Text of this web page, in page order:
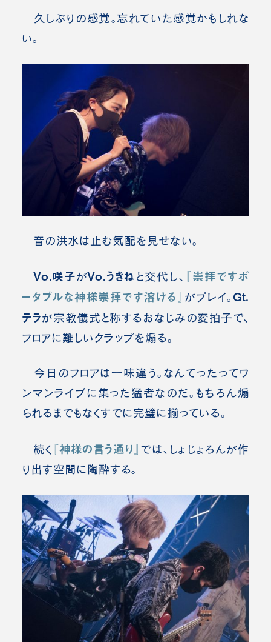
久しぶりの感覚。忘れていた感覚かもしれな
い。
音の洪水は止む気配を見せない。
Vo.咲子がVo.うきね と交代し、 『崇拝ですポ
ータブルな神様崇拝です溶ける』 がプレイ。 Gt.
テラが宗教儀式と称するおなじみの変拍子で、
フロアに難しいクラップを煽る。
今日のフロアは一味違う。なんてったってワ
ンマンライブに集った猛者なのだ。もちろん煽
られるまでもなくすでに完璧に揃っている。
続く 『神様の言う通り』 では、しょじょろんが作
り出す空間に陶酔する。